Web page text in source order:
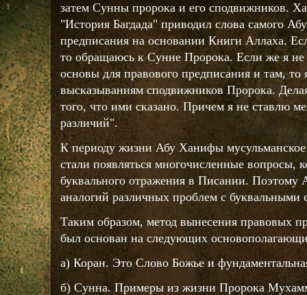
затем Сунны пророка и его сподвижников.
"История Багдада" приводил слова самого
предписания на основании Книги Аллаха.
то обращаюсь к Сунне Пророка. Если же я не
основы для правового предписания и там, то
высказываниям сподвижников Пророка.
того, что ими сказано. Причем я не ставлю
различий".
К периоду жизни Абу Ханифы мусульманское
стали появляться многочисленные вопросы,
буквального отражения в Писании. Поэтому
аналогий различных проблем с
Таким образом, метод вынесения правовых
был основан на следующих
а) Коран. Это Слово Божье и
б) Сунна. Примеры из жизни Пророка